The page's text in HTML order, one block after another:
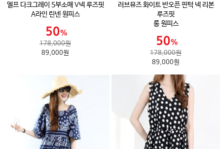
엘프 다크그레이 5부소매 V넥 루즈핏
A라인 린넨 원피스
178,000원
89,000원
러브뮤즈 화이트 반오픈 핀턱 넥 리본
루즈핏
롱 원피스
178,000원
89,000원